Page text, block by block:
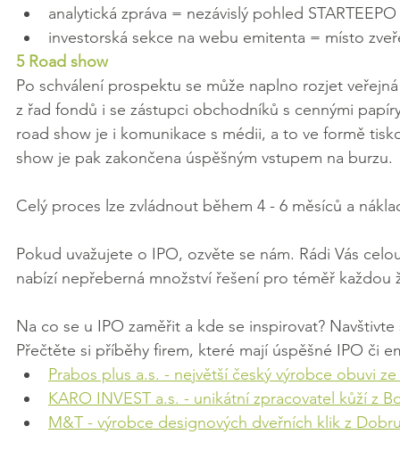
analytická zpráva = nezávislý pohled
investorská sekce na webu emitenta = místo
5 Road show
Po schválení prospektu se může naplno rozjet
z řad fondů i se zástupci obchodníků s cennými
road show je i komunikace s médii, a to ve formě
show je pak zakončena úspěšným vstupem na burzu.
Celý proces lze zvládnout během 4 - 6 měsíců a
Pokud uvažujete o IPO, ozvěte se nám. Rádi Vás
nabízí nepřeberná množství řešení pro téměř každou
Na co se u IPO zaměřit a kde se inspirovat?
Přečtěte si příběhy firem, které mají úspěšné IPO či
Prabos plus a.s. - největší český výrobce obuvi ze
KARO INVEST a.s. - unikátní zpracovatel kůží z
M&T - výrobce designových dveřních klik z